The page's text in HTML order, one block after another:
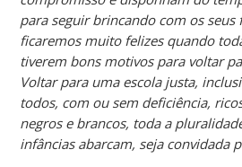
para seguir brincando com os seus
ficaremos muito felizes quando
tiverem bons motivos para voltar
Voltar para uma escola justa,
todos, com ou sem deficiência,
negros e brancos, toda a
infâncias abarcam, seja convidada